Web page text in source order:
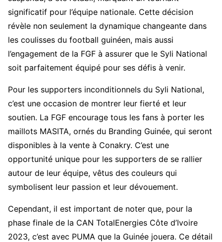
significatif pour l’équipe nationale. Cette décision
révèle non seulement la dynamique changeante dans
les coulisses du football guinéen, mais aussi
l’engagement de la FGF à assurer que le Syli National
soit parfaitement équipé pour ses défis à venir.
Pour les supporters inconditionnels du Syli National,
c’est une occasion de montrer leur fierté et leur
soutien. La FGF encourage tous les fans à porter les
maillots MASITA, ornés du Branding Guinée, qui seront
disponibles à la vente à Conakry. C’est une
opportunité unique pour les supporters de se rallier
autour de leur équipe, vêtus des couleurs qui
symbolisent leur passion et leur dévouement.
Cependant, il est important de noter que, pour la
phase finale de la CAN TotalEnergies Côte d’Ivoire
2023, c’est avec PUMA que la Guinée jouera. Ce détail